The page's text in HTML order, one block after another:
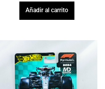
Añadir al carrito